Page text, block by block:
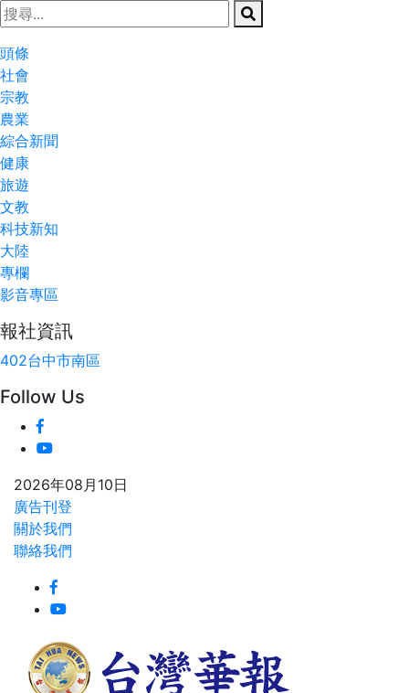
頭條
社會
宗教
農業
綜合新聞
健康
旅遊
文教
科技新知
大陸
專欄
影音專區
報社資訊
402台中市南區
Follow Us
2026年08月10日
廣告刊登
關於我們
聯絡我們